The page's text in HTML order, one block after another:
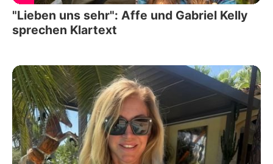
"Lieben uns sehr": Affe und Gabriel Kelly
sprechen Klartext